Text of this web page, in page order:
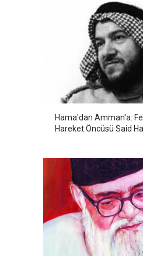
Hama'dan Amman'a:
Hareket Öncüsü Said